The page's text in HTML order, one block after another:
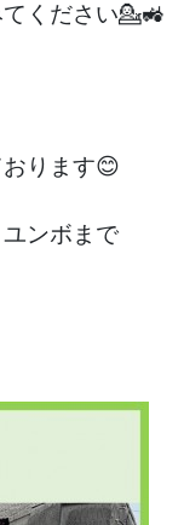
ください💁🚜
ります😊
ンボまで